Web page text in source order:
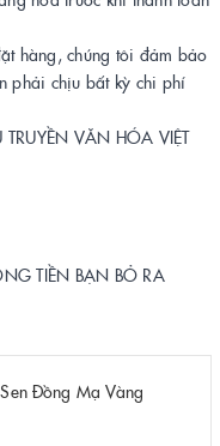
hàng, chúng tôi đảm bảo
phải chịu bất kỳ chi phí
VĂN HÓA VIỆT
TIỀN BẠN BỎ RA
Đồng Mạ Vàng